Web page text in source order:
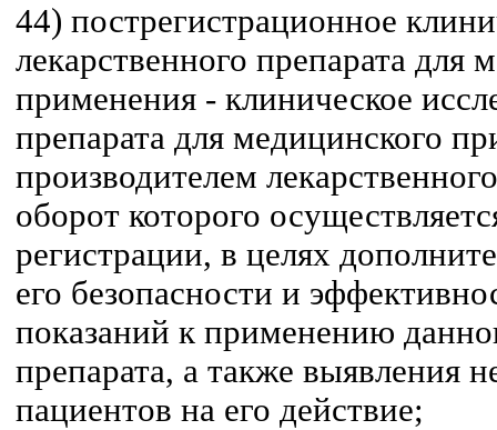
44) пострегистрационное
лекарственного препарата для
применения - клиническое
препарата для медицинского
производителем
оборот которого
регистрации, в целях
его безопасности и
показаний к применению
препарата, а также выявления
пациентов на его действие;